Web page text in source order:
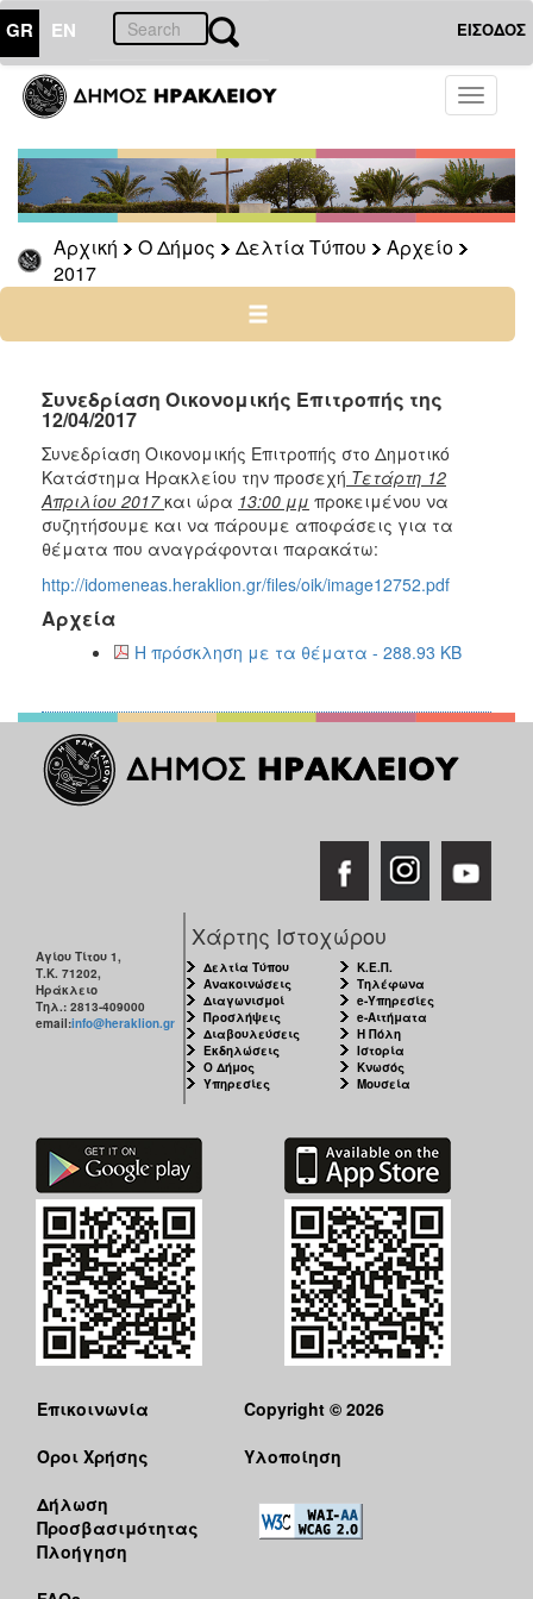
GR EN ΕΙΣΟΔΟΣ
Toggle
Αρχική Ο Δήμος Δελτία Τύπου
Αρχείο
2017
ΔΗΜΟΣ
Δελτία
Τύπου
Αρχείο
2026
2025
2022
2021
2020
2019
2018
2016
2015
2012
2011
2010
ΤΟΠΟΣ
ΜΑΣ
ΠΟΛΙΤΙΣΜΟΣ
Συνεδρίαση Οικονομικής Επιτροπής της
12/04/2017
Συνεδρίαση Οικονομικής Επιτροπής στο Δημοτικό
Κατάστημα Ηρακλείου την προσεχή Τετάρτη 12
Απριλίου 2017και ώρα 13:00 μμ προκειμένου να
συζητήσουμε και να πάρουμε αποφάσεις για τα
θέματα που αναγράφονται παρακάτω:
http://idomeneas.heraklion.gr/files/oik/image12752.pdf
Αρχεία
Η πρόσκληση με τα θέματα - 288.93 KB
Αγίου Τίτου 1,
Τ.Κ. 71202,
Ηράκλειο
Τηλ.: 2813-409000
email:info@heraklion.gr
Χάρτης Ιστοχώρου
Δελτία Τύπου
Ανακοινώσεις
Διαγωνισμοί
Προσλήψεις
Διαβουλεύσεις
Εκδηλώσεις
Ο Δήμος
Υπηρεσίες
Κ.Ε.Π.
Τηλέφωνα
e-Υπηρεσίες
e-Αιτήματα
Η Πόλη
Ιστορία
Κνωσός
Μουσεία
Επικοινωνία
Όροι Χρήσης
Δήλωση
Προσβασιμότητας
Πλοήγηση
Copyright © 2026
Υλοποίηση